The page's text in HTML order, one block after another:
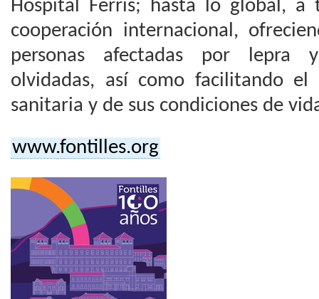
Hospital Ferrís; hasta lo global, a
cooperación internacional,
personas afectadas por lepra
olvidadas, así como facilitando
sanitaria y de sus condiciones de
www.fontilles.org